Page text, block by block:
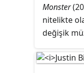
Monster
nitelikte
değişik
Kasım